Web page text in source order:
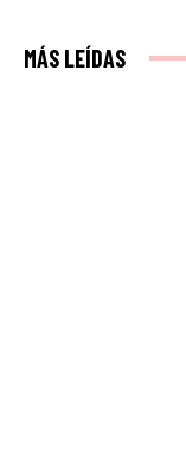
MÁS LEÍDAS